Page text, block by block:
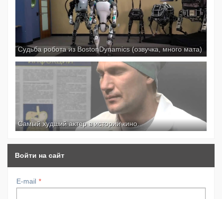
Судьба робота из BostonDynamics (озвучка, много мата)
Самый худший актер в истории кино.
Войти на сайт
E-mail